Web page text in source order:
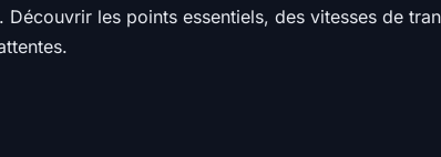
les points essentiels, des vitesses de